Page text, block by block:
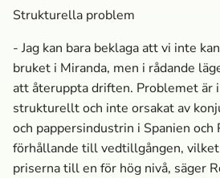
Strukturella problem
- Jag kan bara beklaga att vi inte
bruket i Miranda, men i rådande
att återuppta driften. Problemet är
strukturellt och inte orsakat av
och pappersindustrin i Spanien
förhållande till vedtillgången,
priserna till en för hög nivå, säger